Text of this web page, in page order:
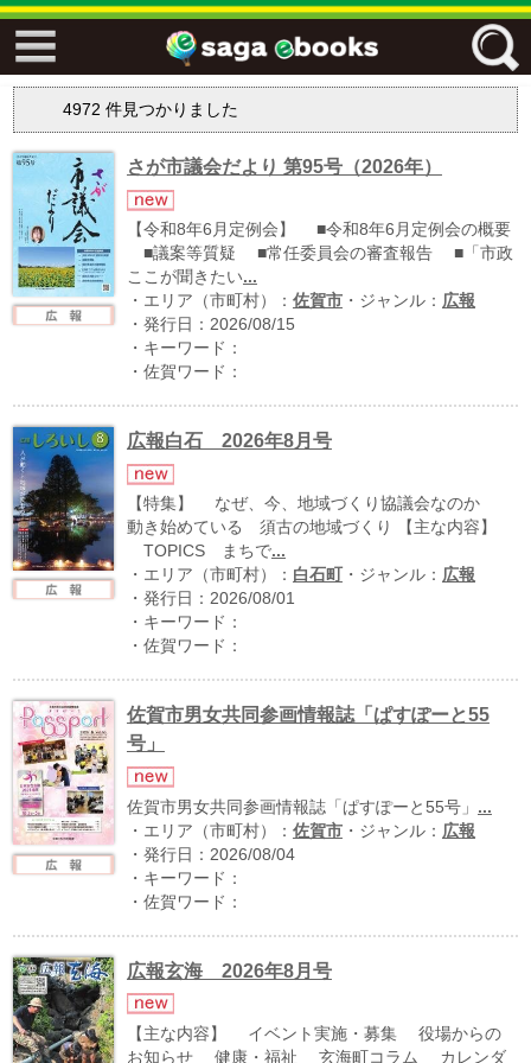
エリア
佐賀ワード
4972 件見つかりました
さが市議会だより 第95号（2026年）
【令和8年6月定例会】 ■令和8年6月定例会の概要
■議案等質疑 ■常任委員会の審査報告 ■「市政
ここが聞きたい...
・エリア（市町村）： 佐賀市・ジャンル： 広報
・発行日：2026/08/15
・キーワード：
・佐賀ワード：
広報白石 2026年8月号
【特集】 なぜ、今、地域づくり協議会なのか
動き始めている 須古の地域づくり 【主な内容】
TOPICS まちで...
・エリア（市町村）： 白石町 ・ジャンル： 広報
・発行日：2026/08/01
・キーワード：
・佐賀ワード：
佐賀市男女共同参画情報誌「ぱすぽーと55
号」
佐賀市男女共同参画情報誌「ぱすぽーと55号」 ...
・エリア（市町村）： 佐賀市・ジャンル： 広報
・発行日：2026/08/04
・キーワード：
・佐賀ワード：
広報玄海 2026年8月号
【主な内容】 イベント実施・募集 役場からの
お知らせ 健康・福祉 玄海町コラム カレンダ
↓↓ ebooks専用本棚 ↓↓
運営：福博印刷
saga ebooksとは
運営会社
よくある質問
サイトマップ
お問い合わせ